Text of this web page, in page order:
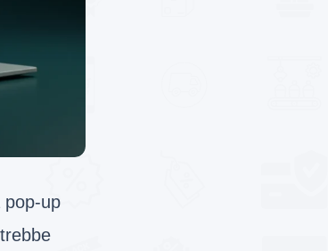
pop-up